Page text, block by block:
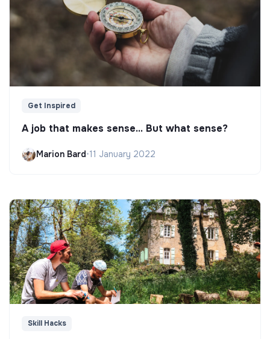
Get Inspired
A job that makes sense... But what sense?
Marion Bard•11 January 2022
Skill Hacks